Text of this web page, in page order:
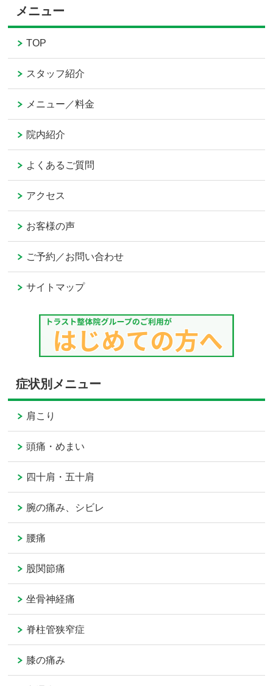
メニュー
TOP
スタッフ紹介
メニュー／料金
院内紹介
よくあるご質問
アクセス
お客様の声
ご予約／お問い合わせ
サイトマップ
症状別メニュー
肩こり
頭痛・めまい
四十肩・五十肩
腕の痛み、シビレ
腰痛
股関節痛
坐骨神経痛
脊柱管狭窄症
膝の痛み